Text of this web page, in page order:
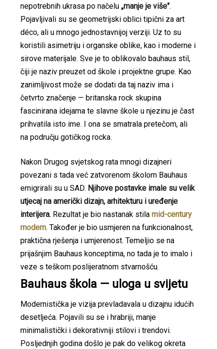
nepotrebnih ukrasa po načelu„manje je više".
Pojavljivali su se geometrijski oblici tipični za art
déco, ali u mnogo jednostavnijoj verziji. Uz to su
koristili asimetriju i organske oblike, kao i moderne i
sirove materijale. Sve je to oblikovalo bauhaus stil,
čiji je naziv preuzet od škole i projektne grupe. Kao
zanimljivost može se dodati da taj naziv ima i
četvrto značenje — britanska rock skupina
fascinirana idejama te slavne škole u njezinu je čast
prihvatila isto ime. I ona se smatrala pretečom, ali
na području gotičkog rocka.
Nakon Drugog svjetskog rata mnogi dizajneri
povezani s tada već zatvorenom školom Bauhaus
emigrirali su u SAD. Njihove postavke imale su velik
utjecaj na američki dizajn, arhitekturu i uređenje
interijera. Rezultat je bio nastanak stilamid-century
modern. Također je bio usmjeren na funkcionalnost,
praktična rješenja i umjerenost. Temeljio se na
prijašnjim Bauhaus konceptima, no tada je to imalo i
veze s teškom poslijeratnom stvarnošću.
Bauhaus škola — uloga u svijetu
Modernistička je vizija prevladavala u dizajnu idućih
desetljeća. Pojavili su se i hrabriji, manje
minimalistički i dekorativniji stilovi i trendovi.
Posljednjih godina došlo je pak do velikog okreta